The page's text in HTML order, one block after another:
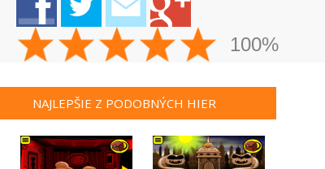
100%
NAJLEPŠIE Z PODOBNÝCH HIER